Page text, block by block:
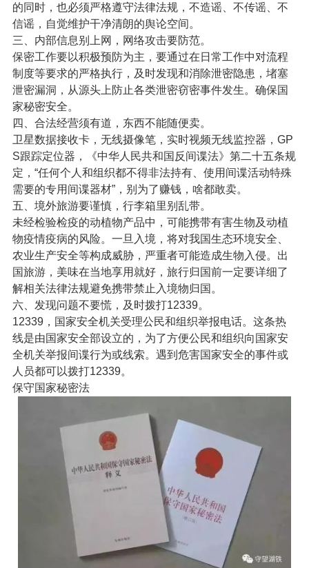
的同时，也必须严格遵守法律法规，不造谣、不传谣、不
信谣，自觉维护干净清朗的舆论空间。
三、内部信息别上网，网络攻击要防范。
保密工作要以积极预防为主，要通过在日常工作中对流程
制度等要求的严格执行，及时发现和消除泄密隐患，堵塞
泄密漏洞，从源头上防止各类泄密窃密事件发生。确保国
家秘密安全。
四、合法经营须有道，东西不能随便卖。
卫星数据接收卡，无线摄像笔，实时视频无线监控器，GP
S跟踪定位器，《中华人民共和国反间谍法》第二十五条规
定，“任何个人和组织都不得非法持有、使用间谍活动特殊
需要的专用间谍器材”，别为了赚钱，啥都敢卖。
五、境外旅游要谨慎，行李箱里别乱带。
未经检验检疫的动植物产品中，可能携带有害生物及动植
物疫情疫病的风险。一旦入境，将对我国生态环境安全、
农业生产安全等构成威胁，严重者可能造成生物入侵。出
国旅游，美味在当地享用就好，旅行归国前一定要详细了
解相关法律法规避免携带禁止入境物归国。
六、发现问题不要慌，及时拨打12339。
12339，国家安全机关受理公民和组织举报电话。这条热
线是由国家安全部设立的，为了方便公民和组织向国家安
全机关举报间谍行为或线索。遇到危害国家安全的事件或
人员都可以拨打12339。
保守国家秘密法